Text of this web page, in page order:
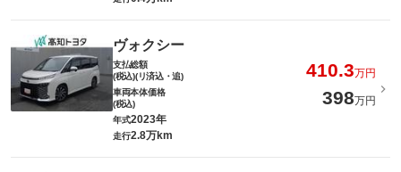
ヴォクシー
支払総額
(税込)(リ済込・追)
410.3万円
車両本体価格
(税込)
398万円
年式2023年
走行2.8万km